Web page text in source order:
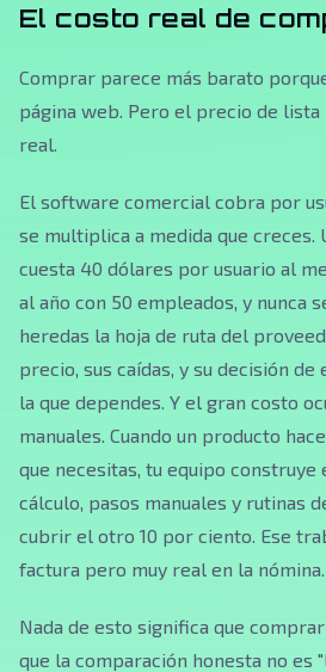
El costo real de
Comprar parece más barato
página web. Pero el precio de
real.
El software comercial cobra por
se multiplica a medida que creces.
cuesta 40 dólares por usuario al
al año con 50 empleados, y nunca
heredas la hoja de ruta del
precio, sus caídas, y su decisión
la que dependes. Y el gran costo
manuales. Cuando un producto
que necesitas, tu equipo construye
cálculo, pasos manuales y rutinas
cubrir el otro 10 por ciento. Ese
factura pero muy real en la nómina.
Nada de esto significa que
que la comparación honesta no es